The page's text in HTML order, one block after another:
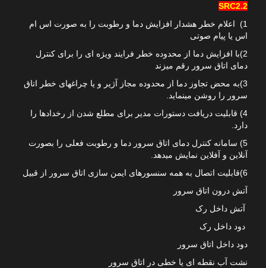
SRC2.2
1) اعلام خطر هشدار افزایش دما و رطوبت را به صورت اس ام
اس یا پیام صوتی
2)با افزایش دما از محدوده خطر فرایند ویژه ای را برای کنترل
دمای اتاق سرور رقم میزند
3)به محض تجاوز دما از محدوده مجاز آژیر و یا چراغهای خطر اتاق
سرور را روشن مینماید.
4) قابلیت دریافت دستورات مدیر برای مطلع شدن از رخدادها را
دارد.
5) سامانه کنترل دمای اتاق سرور دما و رطوبت فعلی را بصورت
آنلاین و آفلاین نمایش میدهد.
6)قابلیت اتصال به همه سنسورهای ایمن سازی اتاق سرور از قبیل
آتش درون اتاق سرور
آتش داخل رک
دود داخل رک
دود داخل اتاق سرور
نشت آب نقطه ای یا خطی در اتاق سرور